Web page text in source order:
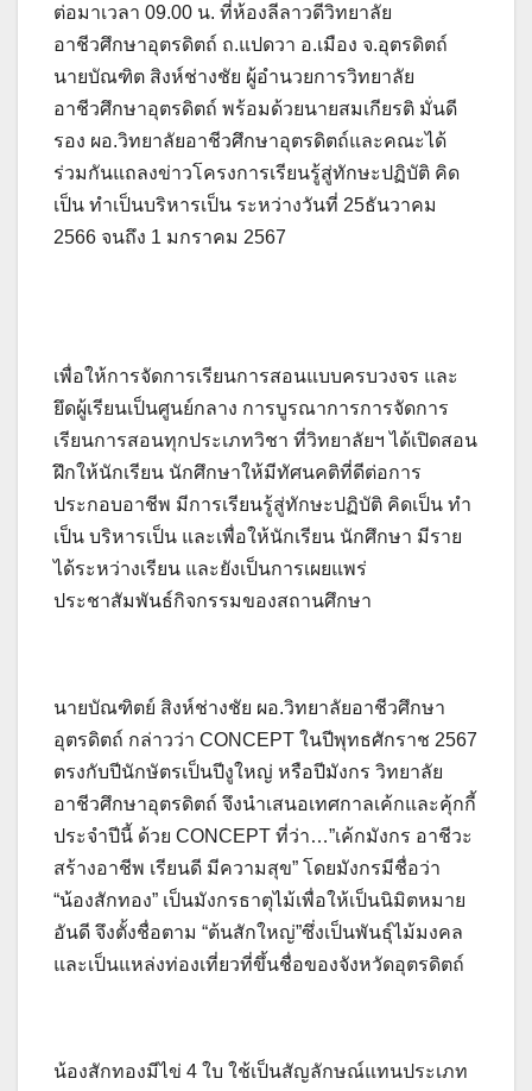
ต่อมาเวลา 09.00 น. ที่ห้องลีลาวดีวิทยาลัย
อาชีวศึกษาอุตรดิตถ์ ถ.แปดวา อ.เมือง จ.อุตรดิตถ์
นายบัณฑิต สิงห์ช่างชัย ผู้อำนวยการวิทยาลัย
อาชีวศึกษาอุตรดิตถ์ พร้อมด้วยนายสมเกียรติ มั่นดี
รอง ผอ.วิทยาลัยอาชีวศึกษาอุตรดิตถ์และคณะได้
ร่วมกันแถลงข่าวโครงการเรียนรู้สู่ทักษะปฏิบัติ คิด
เป็น ทำเป็นบริหารเป็น ระหว่างวันที่ 25ธันวาคม
2566 จนถึง 1 มกราคม 2567
เพื่อให้การจัดการเรียนการสอนแบบครบวงจร และ
ยึดผู้เรียนเป็นศูนย์กลาง การบูรณาการการจัดการ
เรียนการสอนทุกประเภทวิชา ที่วิทยาลัยฯ ได้เปิดสอน
ฝึกให้นักเรียน นักศึกษาให้มีทัศนคติที่ดีต่อการ
ประกอบอาชีพ มีการเรียนรู้สู่ทักษะปฏิบัติ คิดเป็น ทำ
เป็น บริหารเป็น และเพื่อให้นักเรียน นักศึกษา มีราย
ได้ระหว่างเรียน และยังเป็นการเผยแพร่
ประชาสัมพันธ์กิจกรรมของสถานศึกษา
นายบัณฑิตย์ สิงห์ช่างชัย ผอ.วิทยาลัยอาชีวศึกษา
อุตรดิตถ์ กล่าวว่า CONCEPT ในปีพุทธศักราช 2567
ตรงกับปีนักษัตรเป็นปีงูใหญ่ หรือปีมังกร วิทยาลัย
อาชีวศึกษาอุตรดิตถ์ จึงนำเสนอเทศกาลเค้กและคุ้กกี้
ประจำปีนี้ ด้วย CONCEPT ที่ว่า…”เค้กมังกร อาชีวะ
สร้างอาชีพ เรียนดี มีความสุข” โดยมังกรมีชื่อว่า
“น้องสักทอง” เป็นมังกรธาตุไม้เพื่อให้เป็นนิมิตหมาย
อันดี จึงตั้งชื่อตาม “ต้นสักใหญ่”ซึ่งเป็นพันธุ์ไม้มงคล
และเป็นแหล่งท่องเที่ยวที่ขึ้นชื่อของจังหวัดอุตรดิตถ์
น้องสักทองมีไข่ 4 ใบ ใช้เป็นสัญลักษณ์แทนประเภท